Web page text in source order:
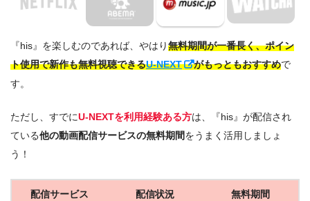
『his』を楽しむのであれば、やはり無料期間が一番長く、ポイン
ト使用で新作も無料視聴できるU-NEXT がもっともおすすめで
す。
ただし、すでにU-NEXTを利用経験ある方は、『his』が配信され
ている他の動画配信サービスの無料期間をうまく活用しましょ
う！
配信サービス 配信状況 無料期間